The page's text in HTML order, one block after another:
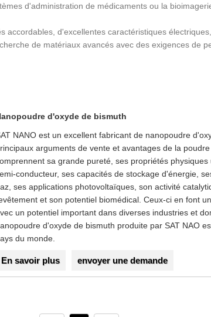
d'administration de médicaments ou la
d'excellentes caractéristiques
de matériaux avancés avec des exigences de
d'oxyde de bismuth
NANO est un excellent fabricant de nanopoudre
arguments de vente et avantages de la
sa grande pureté, ses propriétés
conducteur, ses capacités de stockage d'énergie,
ses applications photovoltaïques, son activité
et son potentiel biomédical. Ceux-ci en font
un potentiel important dans diverses industries et
d'oxyde de bismuth produite par SAT NAO
du monde.
En savoir plus envoyer une demande